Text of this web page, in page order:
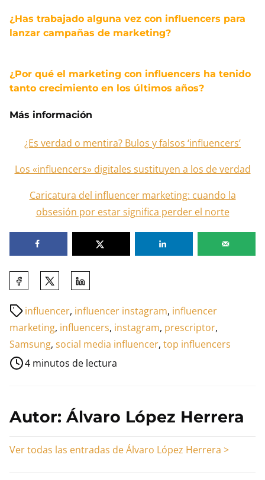
¿Has trabajado alguna vez con influencers para
lanzar campañas de marketing?
¿Por qué el marketing con influencers ha tenido
tanto crecimiento en los últimos años?
Más información
¿Es verdad o mentira? Bulos y falsos ‘influencers’
Los «influencers» digitales sustituyen a los de verdad
Caricatura del influencer marketing: cuando la
obsesión por estar significa perder el norte
Comparte
entrada
en:
influencer, influencer instagram, influencer
marketing, influencers, instagram, prescriptor,
Samsung, social media influencer, top influencers
Tiempo
de
lectura
de
la
4 minutos de lectura
Autor: Álvaro López Herrera
Ver todas las entradas de Álvaro López Herrera >